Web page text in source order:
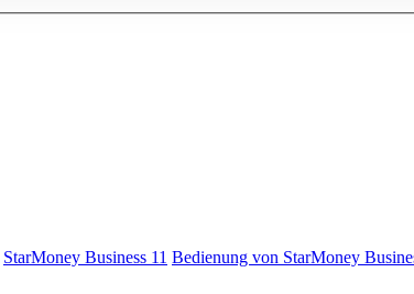
StarMoney Business 11 Bedienung von StarMoney